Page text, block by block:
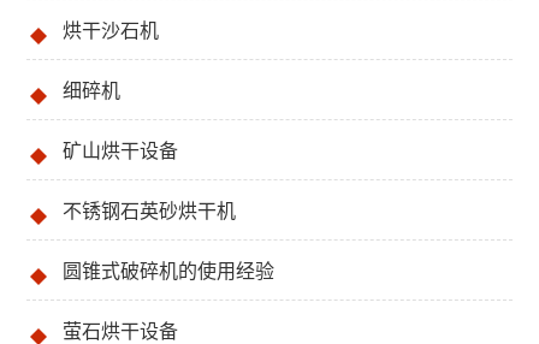
烘干沙石机
细碎机
矿山烘干设备
不锈钢石英砂烘干机
圆锥式破碎机的使用经验
萤石烘干设备